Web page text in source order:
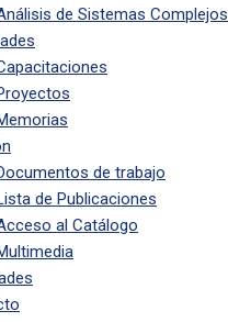
de Sistemas Complejos
de trabajo
de Publicaciones
al Catálogo